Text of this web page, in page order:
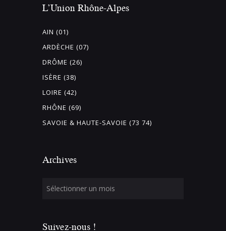
L’Union Rhône-Alpes
AIN (01)
ARDÈCHE (07)
DRÔME (26)
ISÈRE (38)
LOIRE (42)
RHÔNE (69)
SAVOIE & HAUTE-SAVOIE (73 74)
Archives
Suivez-nous !